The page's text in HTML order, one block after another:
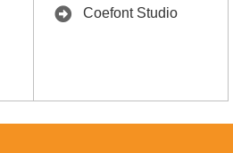
Coefont Studio